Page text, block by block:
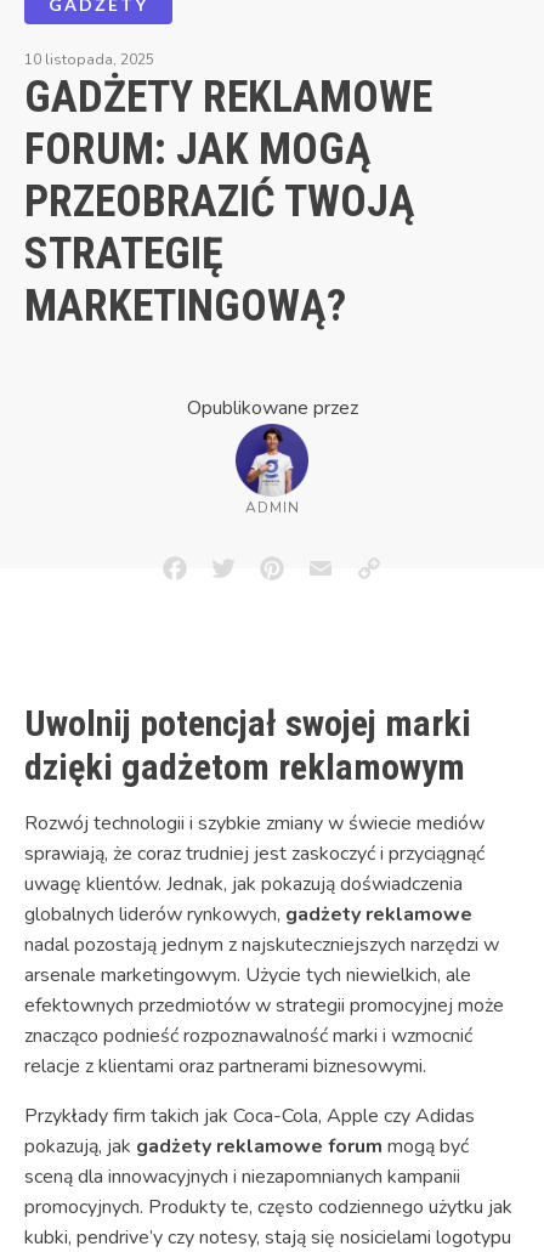
10 listopada, 2025
GADŻETY REKLAMOWE
FORUM: JAK MOGĄ
PRZEOBRAZIĆ TWOJĄ
STRATEGIĘ
MARKETINGOWĄ?
Opublikowane przez
ADMIN
FacebookTwitterPinterestEmailCopy
Uwolnij potencjał swojej marki
dzięki gadżetom reklamowym
Rozwój technologii i szybkie zmiany w świecie mediów
sprawiają, że coraz trudniej jest zaskoczyć i przyciągnąć
uwagę klientów. Jednak, jak pokazują doświadczenia
globalnych liderów rynkowych, gadżety reklamowe
nadal pozostają jednym z najskuteczniejszych narzędzi w
arsenale marketingowym. Użycie tych niewielkich, ale
efektownych przedmiotów w strategii promocyjnej może
znacząco podnieść rozpoznawalność marki i wzmocnić
relacje z klientami oraz partnerami biznesowymi.
Przykłady firm takich jak Coca-Cola, Apple czy Adidas
pokazują, jak gadżety reklamowe forum mogą być
sceną dla innowacyjnych i niezapomnianych kampanii
promocyjnych. Produkty te, często codziennego użytku jak
kubki, pendrive’y czy notesy, stają się nosicielami logotypu